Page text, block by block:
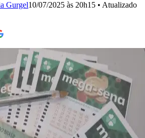
Gurgel10/07/2025 às 20h15 • Atualizado